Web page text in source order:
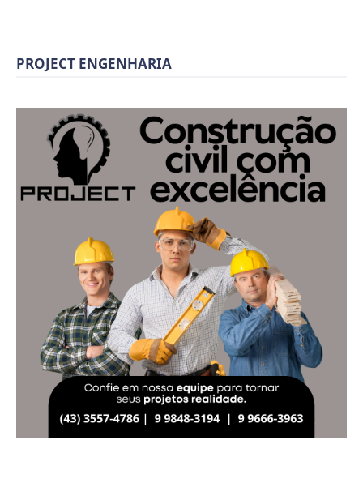
PROJECT ENGENHARIA